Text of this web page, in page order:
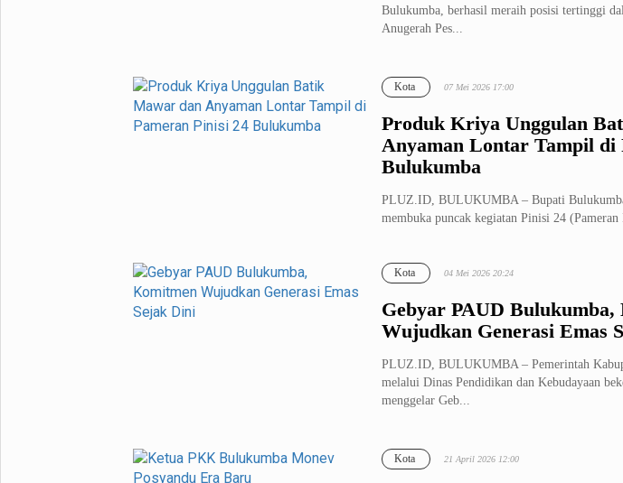
Bulukumba, berhasil meraih posisi tertinggi
Anugerah Pes...
Produk Kriya Unggulan
Anyaman Lontar Tampil di
Bulukumba
Kota 07 Mei 2026 17:00
PLUZ.ID, BULUKUMBA – Bupati
membuka puncak kegiatan Pinisi 24
Gebyar PAUD Bulukumba,
Wujudkan Generasi Emas
Kota 04 Mei 2026 20:24
PLUZ.ID, BULUKUMBA – Pemerintah
melalui Dinas Pendidikan dan Kebudayaan
menggelar Geb...
Kota 21 April 2026 12:00